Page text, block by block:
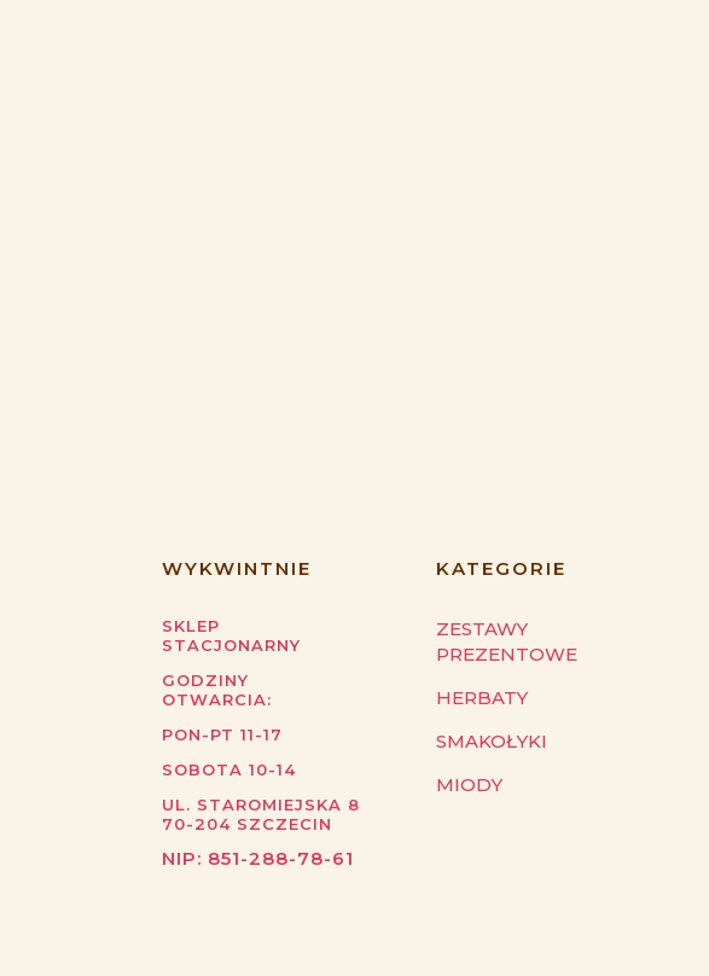
WYKWINTNIE
SKLEP
STACJONARNY
GODZINY
OTWARCIA:
PON-PT 11-17
SOBOTA 10-14
UL. STAROMIEJSKA 8
70-204 SZCZECIN
NIP: 851-288-78-61
KATEGORIE
ZESTAWY
PREZENTOWE
HERBATY
SMAKOŁYKI
MIODY